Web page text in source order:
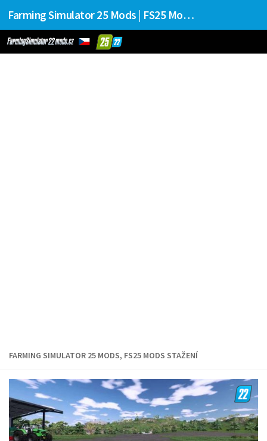
Farming Simulator 25 Mods | FS25 Mods Stahování
FARMING SIMULATOR 25 MODS, FS25 MODS STAŽENÍ